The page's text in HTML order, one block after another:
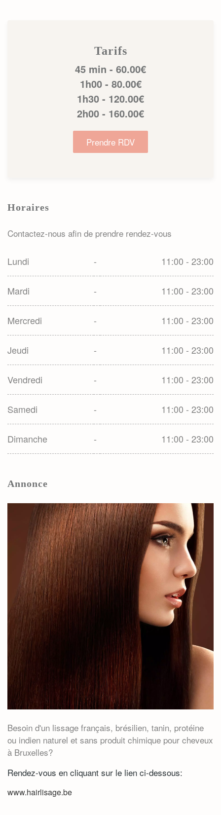
Tarifs
45 min - 60.00€
1h00 - 80.00€
1h30 - 120.00€
2h00 - 160.00€
Prendre RDV
Horaires
Contactez-nous afin de prendre rendez-vous
Lundi - 11:00 - 23:00
Mardi - 11:00 - 23:00
Mercredi - 11:00 - 23:00
Jeudi - 11:00 - 23:00
Vendredi - 11:00 - 23:00
Samedi - 11:00 - 23:00
Dimanche - 11:00 - 23:00
Annonce
Besoin d'un lissage français, brésilien, tanin, protéine
ou indien naturel et sans produit chimique pour cheveux
à Bruxelles?
Rendez-vous en cliquant sur le lien ci-dessous:
www.hairlisage.be